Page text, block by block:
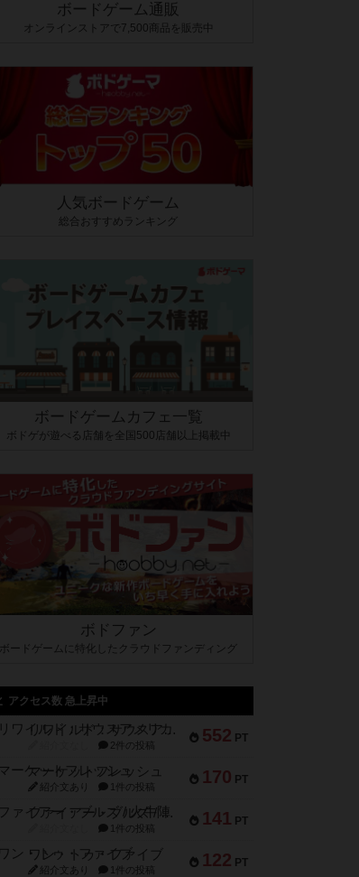
ボードゲーム通販
オンラインストアで7,500商品を販売中
人気ボードゲーム
総合おすすめランキング
ボードゲームカフェ一覧
ボドゲが遊べる店舗を全国500店舗以上掲載中
ボドファン
ボードゲームに特化したクラウドファンディング
アクセス数 急上昇中
552 PT
リワイルド：サウスアメリカ
2件の投稿
170 PT
マーケットフレッシュ
紹介文あり 1件の投稿
141 PT
ファイアー・ブルズ / 火牛陣
1件の投稿
122 PT
ワン・トゥ・ファイブ
紹介文あり 1件の投稿